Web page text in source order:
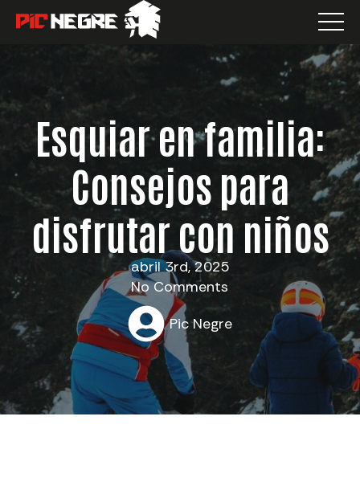
Esquiar en familia:
Consejos para
disfrutar con niños
abril 3rd, 2025
No Comments
Pic Negre